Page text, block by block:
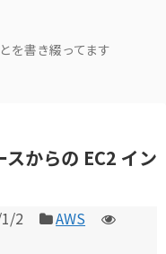
を書き綴ってます
からの EC2 イン
2
AWS